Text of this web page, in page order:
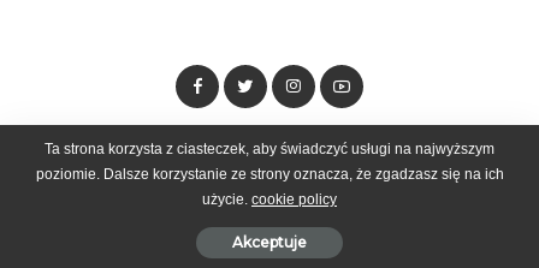
Dołącz do zespołu Kontakt Reklama
© 2025 Czasostrefa by Goobrand
Ta strona korzysta z ciasteczek, aby świadczyć usługi na najwyższym
poziomie. Dalsze korzystanie ze strony oznacza, że zgadzasz się na ich
użycie. cookie policy
Akceptuje